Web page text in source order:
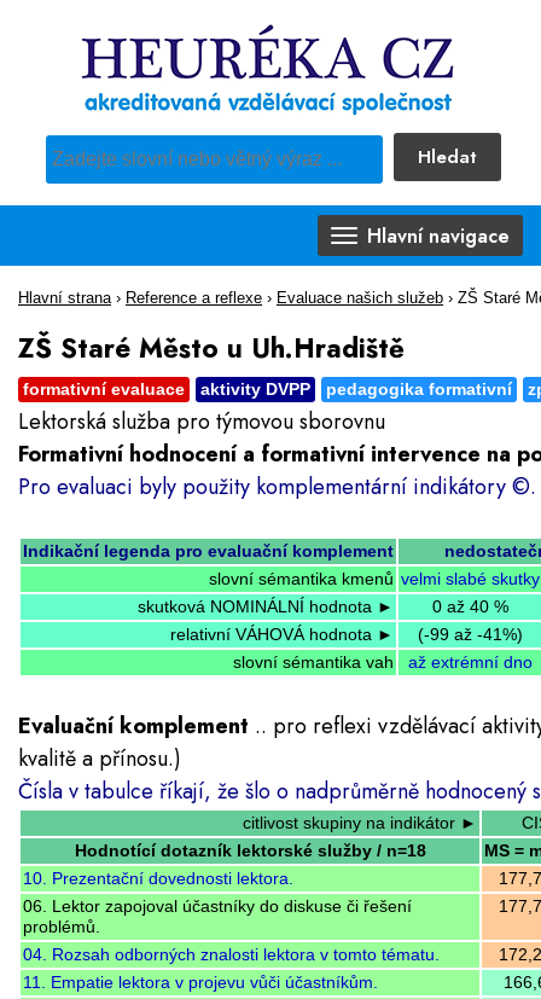
Hledat
Pro vyhledávání obsahu webu použijte předdefinovaný výběr
Hlavní navigace
Hlavní strana › Reference a reflexe › Evaluace našich služeb › ZŠ Staré
ZŠ Staré Město u Uh.Hradiště
formativní evaluace aktivity DVPP pedagogika formativní
Lektorská služba pro týmovou sborovnu
Formativní hodnocení a formativní intervence na
Pro evaluaci byly použity komplementární indikátory ©.
Indikační legenda pro evaluační komplement
slovní sémantika kmenů velmi slabé skutky
skutková NOMINÁLNÍ hodnota ►
0 až 40 %
relativní VÁHOVÁ hodnota ►
(-99 až -41%)
slovní sémantika vah
až extrémní dno
Evaluační komplement .. pro reflexi vzdělávací
kvalitě a přínosu.)
Čísla v tabulce říkají, že šlo o nadprůměrně hodnocený
citlivost skupiny na indikátor ►
Hodnotící dotazník lektorské služby / n=18
MS =
10. Prezentační dovednosti lektora.
06. Lektor zapojoval účastníky do diskuse či řešení
problémů.
04. Rozsah odborných znalosti lektora v tomto tématu.
11. Empatie lektora v projevu vůči účastníkům.